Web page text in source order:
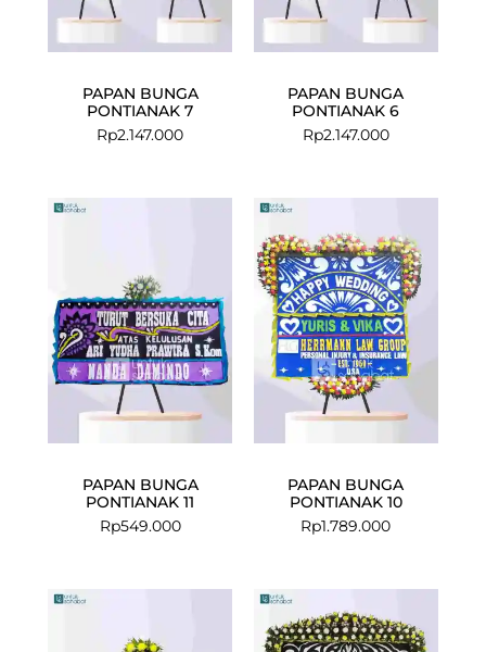
PAPAN BUNGA
PONTIANAK 7
Rp2.147.000
PAPAN BUNGA
PONTIANAK 6
Rp2.147.000
PAPAN BUNGA
PONTIANAK 11
Rp549.000
PAPAN BUNGA
PONTIANAK 10
Rp1.789.000